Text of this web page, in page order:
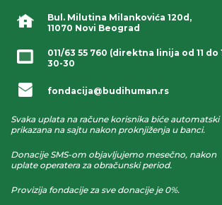
Bul. Milutina Milankovića 120d,
11070 Novi Beograd
011/63 55 760 (direktna linija od 11 do
30-30
fondacija@budihuman.rs
Svaka uplata na račune korisnika biće automatski
prikazana na sajtu nakon proknjiženja u banci.
Donacije SMS-om objavljujemo mesečno, nakon
uplate operatera za obračunski period.
Provizija fondacije za sve donacije je 0%.